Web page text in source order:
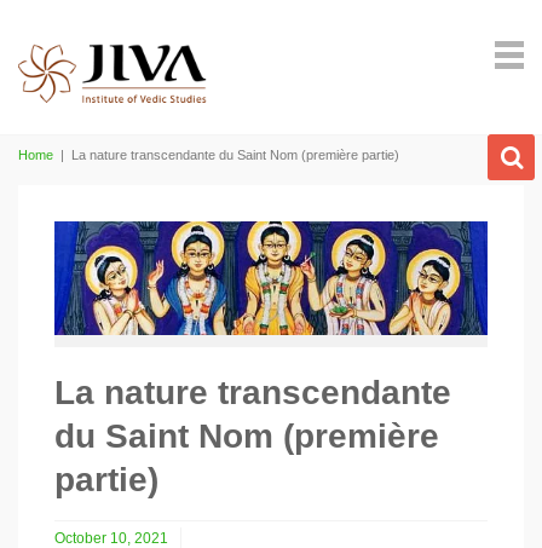
Home | La nature transcendante du Saint Nom (première partie)
La nature transcendante
du Saint Nom (première
partie)
October 10, 2021